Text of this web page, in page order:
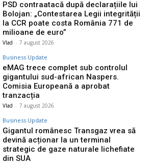
PSD contraatacă după declarațiile lui
Bolojan: „Contestarea Legii integrității
la CCR poate costa România 771 de
milioane de euro”
Vlad - 7 august 2026
Business Update
eMAG trece complet sub controlul
gigantului sud-african Naspers.
Comisia Europeană a aprobat
tranzacția
Vlad - 7 august 2026
Business Update
Gigantul românesc Transgaz vrea să
devină acționar la un terminal
strategic de gaze naturale lichefiate
din SUA